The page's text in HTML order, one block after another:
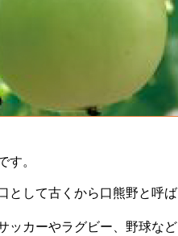
す。
として古くから口熊野と呼ば
ッカーやラグビー、野球など